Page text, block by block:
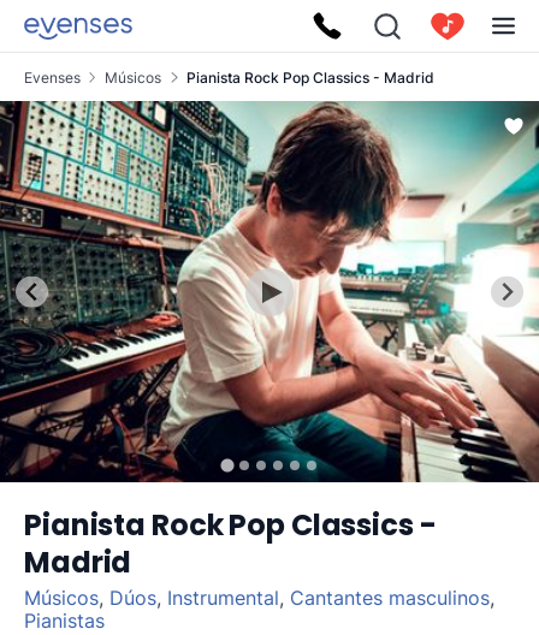
Evenses Músicos Pianista Rock Pop Classics - Madrid
Pianista Rock Pop Classics -
Madrid
Músicos, Dúos, Instrumental, Cantantes masculinos,
Pianistas